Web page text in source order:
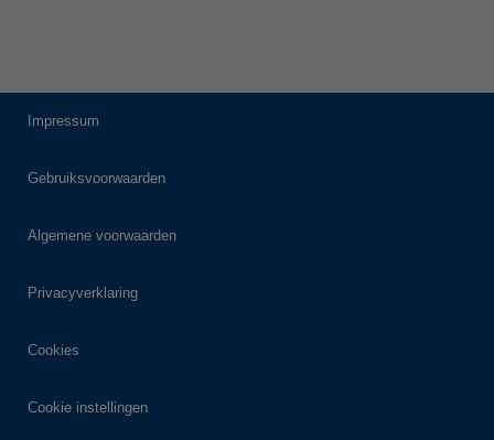
Impressum
Gebruiksvoorwaarden
Algemene voorwaarden
Privacyverklaring
Cookies
Cookie instellingen